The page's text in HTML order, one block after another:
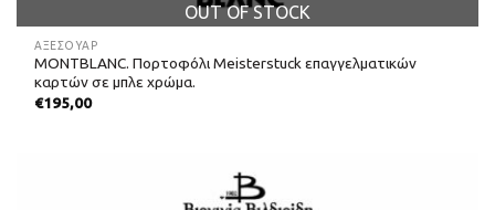
OUT OF STOCK
ΑΞΕΣΟΥΑΡ
MONTBLANC. Πορτοφόλι Meisterstuck επαγγελματικών
καρτών σε μπλε χρώμα.
€195,00